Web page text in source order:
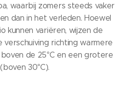
waarbij zomers steeds vaker
dan in het verleden. Hoewel
kunnen variëren, wijzen de
verschuiving richting warmere
de 25°C en een grotere
30°C).